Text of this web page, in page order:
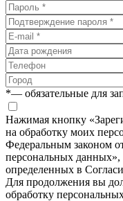
*— обязательные для
Нажимая кнопку
на обработку моих
Федеральным законом
персональных данных»,
определенных в
Для продолжения вы
обработку